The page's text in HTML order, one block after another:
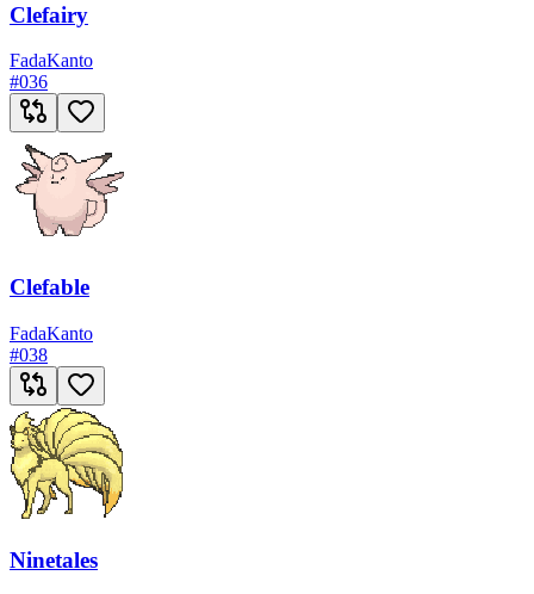
Clefairy
FadaKanto
#036
Clefable
FadaKanto
#038
Ninetales